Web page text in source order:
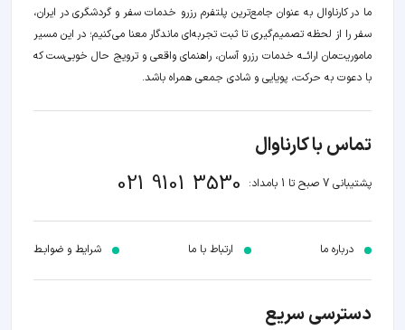
ما در کارناوال به عنوان جامع‌ترین پلتفرم رزرو خدمات سفر و گردشگری در ایران،
سفر را از لحظه‌ تصمیم‌گیری تا ثبت تجربه‌ای ماندگار معنا می‌کنیم؛ در این مسیر‍
ماموریت‌مان اراﺋــﻪ خدمات رزرو آسان، راهنمای واقعی و ترویج حال خوبی‌ست که
با دعوت به حرکت، پویایی و شادی جمعی همراه باشد.
تماس با کارناوال
پشتیبانی 7 صبح تا 1 بامداد: 021 9101 3530
درباره ما ارتباط با ما شرایط و ضوابـط
دسترسی سریع